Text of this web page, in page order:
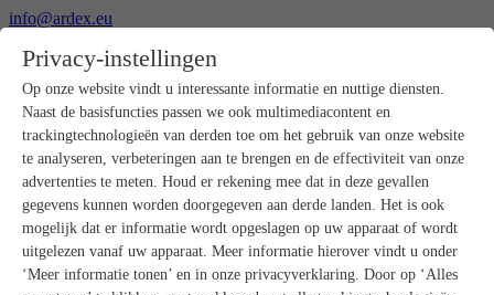
info@ardex.eu
Nederlands
Français
Producten
Productoverzicht
Ruwbouw
Dekvloeren
Voorbereiding ondergrond
Vloeregalisaties
Afdichtingen
Tegellijmen
Privacy-instellingen
Op onze website vindt u interessante informatie en nuttige diensten.
Naast de basisfuncties passen we ook multimediacontent en
trackingtechnologieën van derden toe om het gebruik van onze website
te analyseren, verbeteringen aan te brengen en de effectiviteit van onze
advertenties te meten. Houd er rekening mee dat in deze gevallen
gegevens kunnen worden doorgegeven aan derde landen. Het is ook
mogelijk dat er informatie wordt opgeslagen op uw apparaat of wordt
uitgelezen vanaf uw apparaat. Meer informatie hierover vindt u onder
‘Meer informatie tonen’ en in onze privacyverklaring. Door op ‘Alles